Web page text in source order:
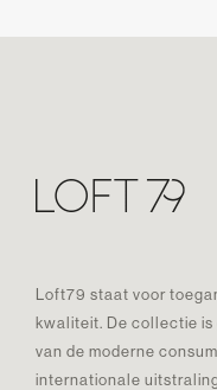
Loft79 staat voor
kwaliteit. De collectie is
van de moderne
internationale